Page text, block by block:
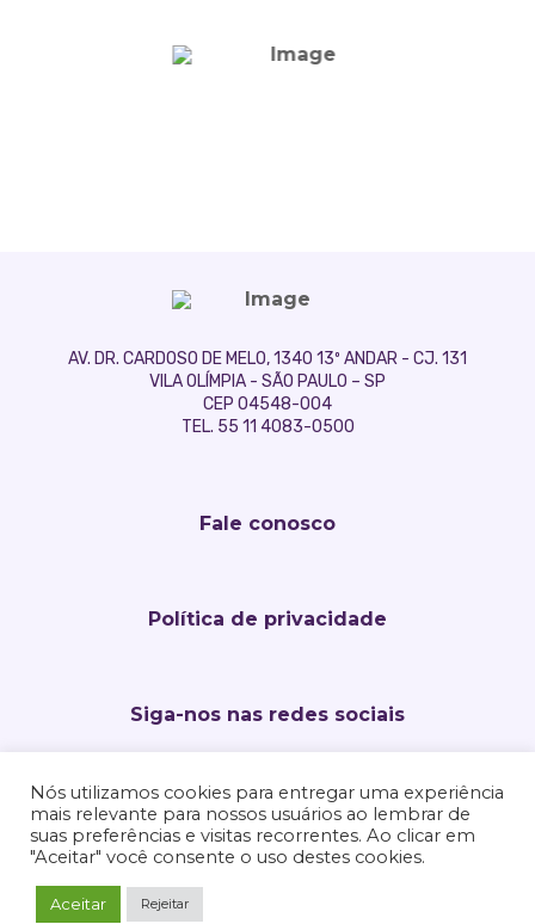
AV. DR. CARDOSO DE MELO, 1340 13º ANDAR - CJ. 131
VILA OLÍMPIA - SÃO PAULO – SP
CEP 04548-004
TEL. 55 11 4083-0500
Fale conosco
Política de privacidade
Siga-nos nas redes sociais
Nós utilizamos cookies para entregar uma experiência
mais relevante para nossos usuários ao lembrar de
suas preferências e visitas recorrentes. Ao clicar em
"Aceitar" você consente o uso destes cookies.
Aceitar Rejeitar